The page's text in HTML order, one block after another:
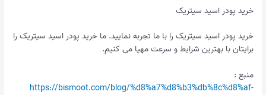
خرید پودر اسید سیتریک
خرید پودر اسید سیتریک را با ما تجربه نمایید. ما خرید پودر اسید سیتریک را
برایتان با بهترین شرایط و سرعت مهیا می کنیم.
منبع :
https://bismoot.com/blog/%d8%a7%d8%b3%db%8c%d8%af-